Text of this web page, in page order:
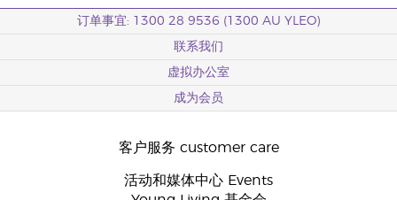
订单事宜: 1300 28 9536 (1300 AU YLEO)
联系我们
虚拟办公室
成为会员
客户服务 customer care
活动和媒体中心 Events